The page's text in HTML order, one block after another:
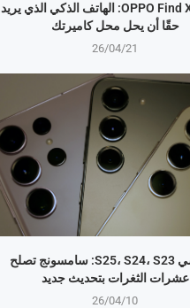
OPPO Find X9 Ultra: الهاتف الذكي الذي يريد
حقًا أن يحل محل كاميرتك
26/04/21
جالكسي S25، S24، S23: سامسونج تصلح
عشرات الثغرات بتحديث جديد
26/04/10